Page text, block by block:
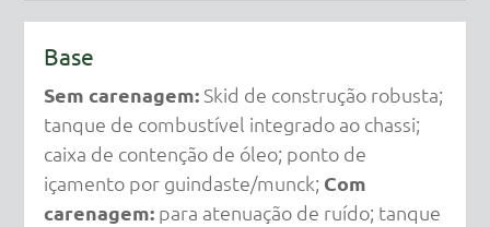
Base
Sem carenagem:Skid de construção robusta;
tanque de combustível integrado ao chassi;
caixa de contenção de óleo; ponto de
içamento por guindaste/munck; Com
carenagem:para atenuação de ruído; tanque